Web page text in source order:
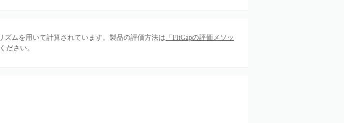
ムを用いて計算されています。製品の評価方法は 「FitGapの評価メソッ
ださい。